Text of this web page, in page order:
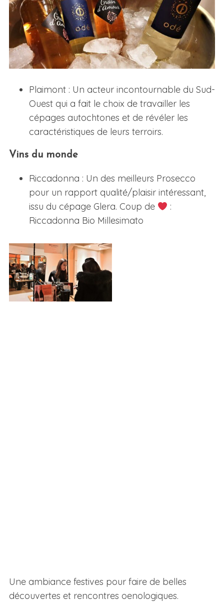
Plaimont : Un acteur incontournable du Sud-
Ouest qui a fait le choix de travailler les
cépages autochtones et de révéler les
caractéristiques de leurs terroirs.
Vins du monde
Riccadonna : Un des meilleurs Prosecco
pour un rapport qualité/plaisir intéressant,
issu du cépage Glera. Coup de
:
Riccadonna Bio Millesimato
Une ambiance festives pour faire de belles
découvertes et rencontres oenologiques.